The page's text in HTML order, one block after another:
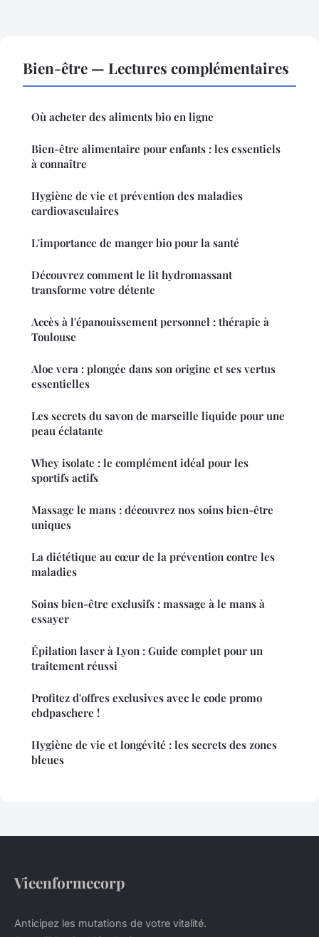
Bien-être — Lectures complémentaires
Où acheter des aliments bio en ligne
Bien-être alimentaire pour enfants : les essentiels
à connaître
Hygiène de vie et prévention des maladies
cardiovasculaires
L'importance de manger bio pour la santé
Découvrez comment le lit hydromassant
transforme votre détente
Accès à l'épanouissement personnel : thérapie à
Toulouse
Aloe vera : plongée dans son origine et ses vertus
essentielles
Les secrets du savon de marseille liquide pour une
peau éclatante
Whey isolate : le complément idéal pour les
sportifs actifs
Massage le mans : découvrez nos soins bien-être
uniques
La diététique au cœur de la prévention contre les
maladies
Soins bien-être exclusifs : massage à le mans à
essayer
Épilation laser à Lyon : Guide complet pour un
traitement réussi
Profitez d'offres exclusives avec le code promo
cbdpaschere !
Hygiène de vie et longévité : les secrets des zones
bleues
Vieenformecorp
Anticipez les mutations de votre vitalité.